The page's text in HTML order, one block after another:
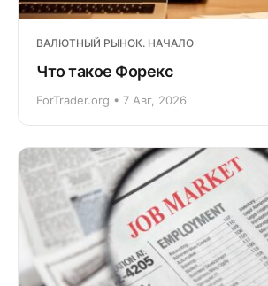
ВАЛЮТНЫЙ РЫНОК. НАЧАЛО
Что такое Форекс
ForTrader.org • 7 Авг, 2026